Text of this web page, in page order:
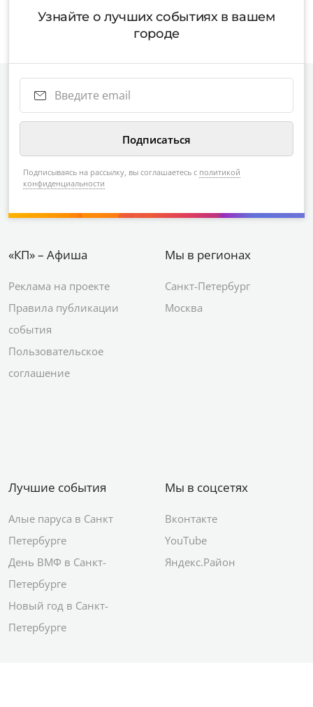
Узнайте о лучших событиях в вашем
городе
Подписываясь на рассылку, вы соглашаетесь с политикой
конфиденциальности
«КП» – Афиша
Реклама на проекте
Правила публикации
события
Пользовательское
соглашение
Мы в регионах
Санкт-Петербург
Москва
Лучшие события
Алые паруса в Санкт
Петербурге
День ВМФ в Санкт-
Петербурге
Новый год в Санкт-
Петербурге
Мы в соцсетях
Вконтакте
YouTube
Яндекс.Район